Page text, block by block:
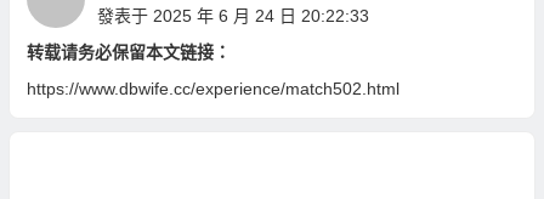
發表于 2025 年 6 月 24 日 20:22:33
转载请务必保留本文链接：
https://www.dbwife.cc/experience/match502.html